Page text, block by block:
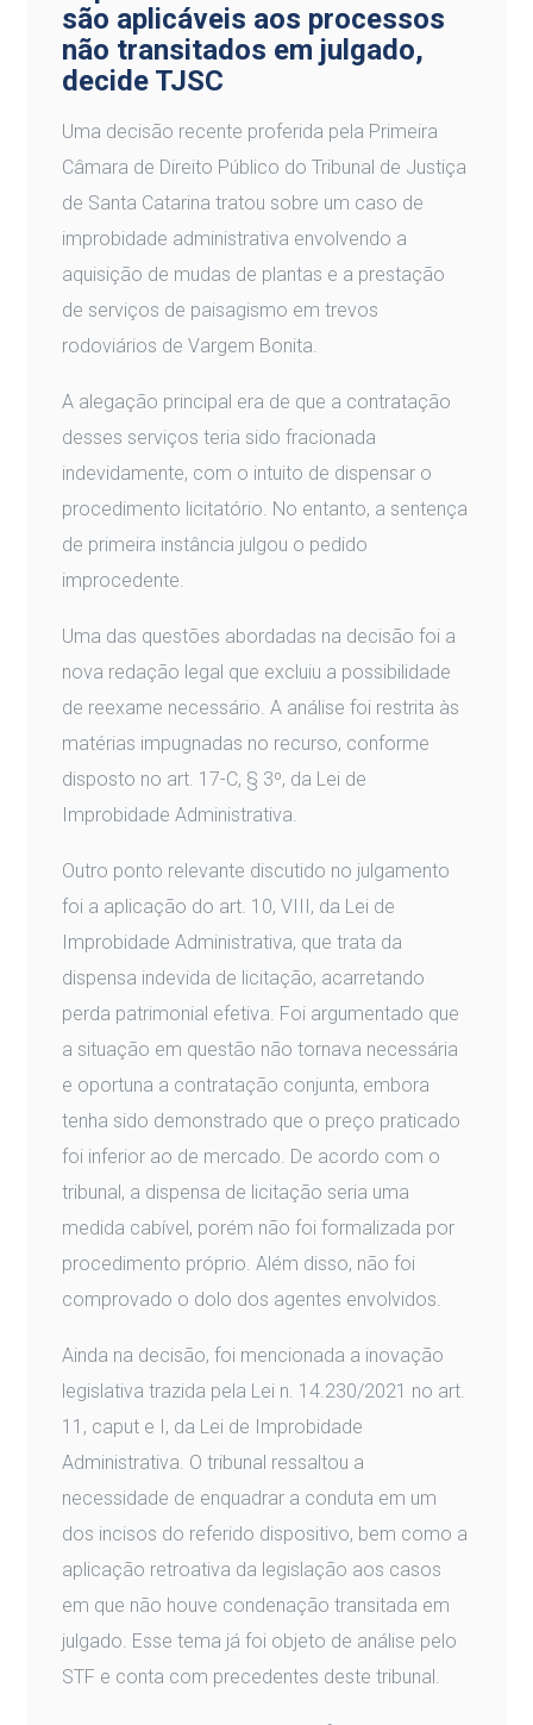
são aplicáveis aos processos
não transitados em julgado,
decide TJSC
Uma decisão recente proferida pela Primeira
Câmara de Direito Público do Tribunal de Justiça
de Santa Catarina tratou sobre um caso de
improbidade administrativa envolvendo a
aquisição de mudas de plantas e a prestação
de serviços de paisagismo em trevos
rodoviários de Vargem Bonita.
A alegação principal era de que a contratação
desses serviços teria sido fracionada
indevidamente, com o intuito de dispensar o
procedimento licitatório. No entanto, a sentença
de primeira instância julgou o pedido
improcedente.
Uma das questões abordadas na decisão foi a
nova redação legal que excluiu a possibilidade
de reexame necessário. A análise foi restrita às
matérias impugnadas no recurso, conforme
disposto no art. 17-C, § 3º, da Lei de
Improbidade Administrativa.
Outro ponto relevante discutido no julgamento
foi a aplicação do art. 10, VIII, da Lei de
Improbidade Administrativa, que trata da
dispensa indevida de licitação, acarretando
perda patrimonial efetiva. Foi argumentado que
a situação em questão não tornava necessária
e oportuna a contratação conjunta, embora
tenha sido demonstrado que o preço praticado
foi inferior ao de mercado. De acordo com o
tribunal, a dispensa de licitação seria uma
medida cabível, porém não foi formalizada por
procedimento próprio. Além disso, não foi
comprovado o dolo dos agentes envolvidos.
Ainda na decisão, foi mencionada a inovação
legislativa trazida pela Lei n. 14.230/2021 no art.
11, caput e I, da Lei de Improbidade
Administrativa. O tribunal ressaltou a
necessidade de enquadrar a conduta em um
dos incisos do referido dispositivo, bem como a
aplicação retroativa da legislação aos casos
em que não houve condenação transitada em
julgado. Esse tema já foi objeto de análise pelo
STF e conta com precedentes deste tribunal.